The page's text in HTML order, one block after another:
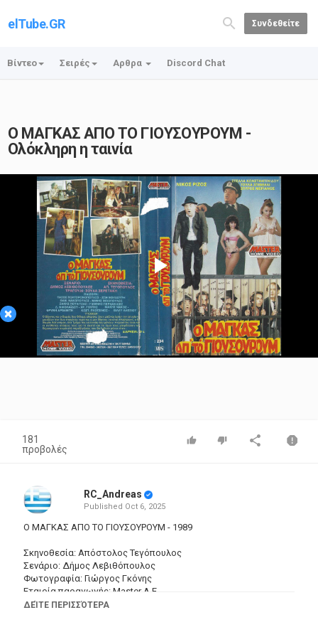
elTube.GR Συνδεθείτε
Βίντεο Σειρές Αρθρα Discord Chat
Ο ΜΑΓΚΑΣ ΑΠΟ ΤΟ ΓΙΟΥΣΟΥΡΟΥΜ -
Ολόκληρη η ταινία
×
Play
Video
181
προβολές
RC_Andreas
Published Oct 6, 2025
Ο ΜΑΓΚΑΣ ΑΠΟ ΤΟ ΓΙΟΥΣΟΥΡΟΥΜ - 1989
Σκηνοθεσία: Απόστολος Τεγόπουλος
Σενάριο: Δήμος Λεβιθόπουλος
Φωτογραφία: Γιώργος Γκόνης
Εταιρία παραγωγής: Master Α.Ε.
ΔΕΊΤΕ ΠΕΡΙΣΣΌΤΕΡΑ